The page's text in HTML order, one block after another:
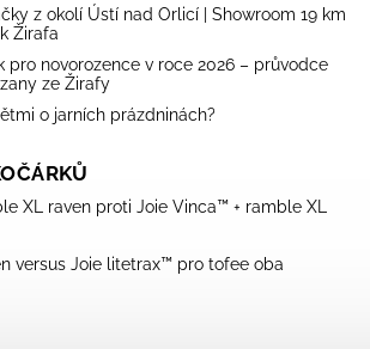
z okolí Ústí nad Orlicí | Showroom 19 km
Žirafa
pro novorozence v roce 2026 – průvodce
ze Žirafy
o jarních prázdninách?
XL raven proti Joie Vinca™ + ramble XL
versus Joie litetrax™ pro tofee oba